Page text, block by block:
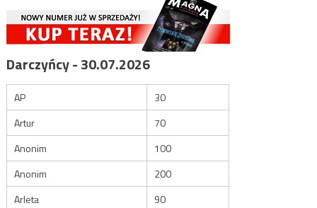
Darczyńcy - 30.07.2026
AP
30
Artur
70
Anonim
100
Anonim
200
Arleta
90